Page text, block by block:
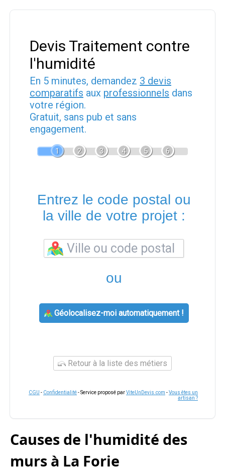
Devis Traitement contre
l'humidité
En 5 minutes, demandez 3 devis
comparatifs aux professionnels dans
votre région.
Gratuit, sans pub et sans
engagement.
1 2 3 4 5 6
Entrez le code postal ou
la ville de votre projet :
ou
Géolocalisez-moi automatiquement !
Retour à la liste des métiers
CGU - Confidentialité- Service proposé parViteUnDevis.com -Vous êtes un
artisan ?
Causes de l'humidité des
murs à La Forie